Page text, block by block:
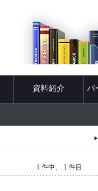
資料紹介 パ
1 件中、 1 件目